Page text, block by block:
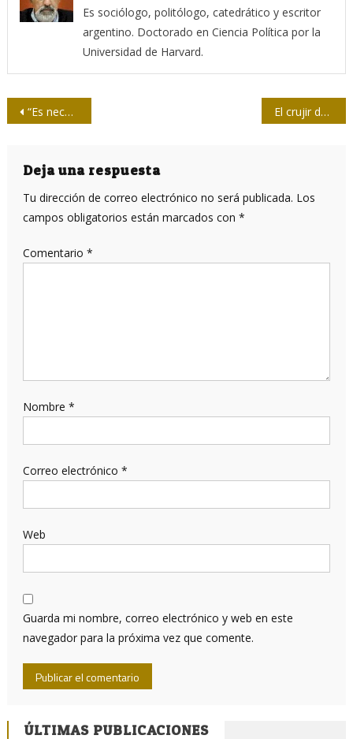
Es sociólogo, politólogo, catedrático y escritor
argentino. Doctorado en Ciencia Política por la
Universidad de Harvard.
Navegación
entradas
“Es necesario explorar con sistematicidad los espacios que existen para el debate” El crujir de una cebolla o la mordida de Posada
Deja una respuesta
Tu dirección de correo electrónico no será publicada. Los
campos obligatorios están marcados con *
Comentario *
Nombre *
Correo electrónico *
Web
Guarda mi nombre, correo electrónico y web en este
navegador para la próxima vez que comente.
ÚLTIMAS PUBLICACIONES